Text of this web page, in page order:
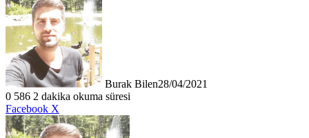
Burak Bilen28/04/2021
0 586 2 dakika okuma süresi
Facebook X
Posta
ile